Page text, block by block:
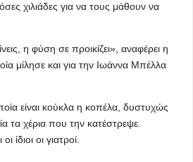
χιλιάδες για να τους μάθουν να
η φύση σε προικίζει», αναφέρει η
μίλησε και για την Ιωάννα Μπέλλα
είναι κούκλα η κοπέλα, δυστυχώς
τα χέρια που την κατέστρεψε.
ίδιοι οι γιατροί.